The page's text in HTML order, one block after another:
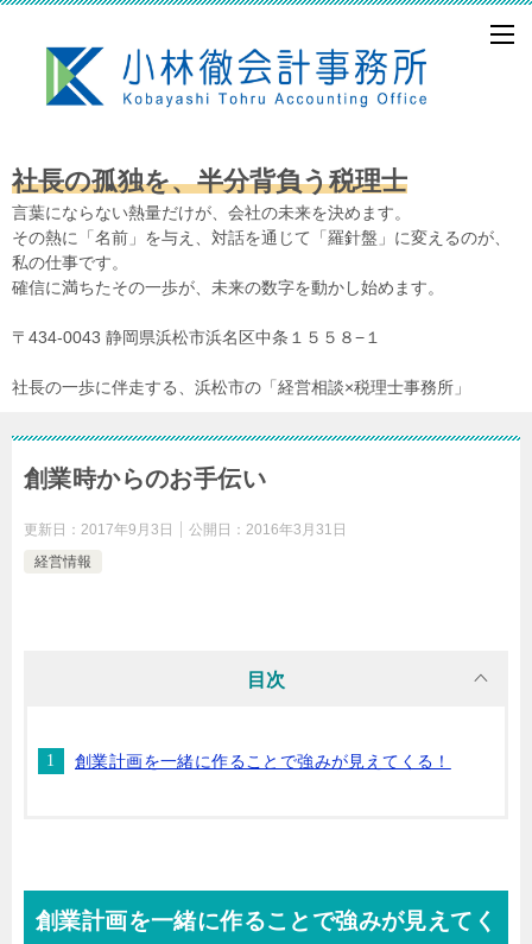
社長の孤独を、半分背負う税理士
言葉にならない熱量だけが、会社の未来を決めます。
その熱に「名前」を与え、対話を通じて「羅針盤」に変えるのが、
私の仕事です。
確信に満ちたその一歩が、未来の数字を動かし始めます。
〒434-0043 静岡県浜松市浜名区中条１５５８−１
社長の一歩に伴走する、浜松市の「経営相談×税理士事務所」
創業時からのお手伝い
更新日： 2017年9月3日 公開日： 2016年3月31日
経営情報
目次
創業計画を一緒に作ることで強みが見えてくる！
創業計画を一緒に作ることで強みが見えてく